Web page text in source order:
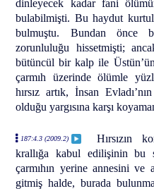
dinleyecek kadar fani
bulabilmişti. Bu haydut
bulmuştu. Bundan önce
zorunluluğu hissetmişti;
bütüncül bir kalp ile
çarmıh üzerinde ölümle
hırsız artık, İnsan
olduğu yargısına karşı
187:4.3 (2009.2)
Hırsızın
krallığa kabul edilişinin bu
çarmıhın yerine annesini ve
gitmiş halde, burada